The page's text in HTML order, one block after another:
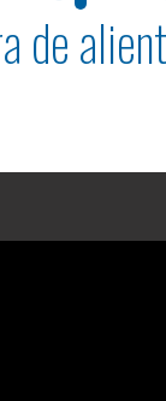
de